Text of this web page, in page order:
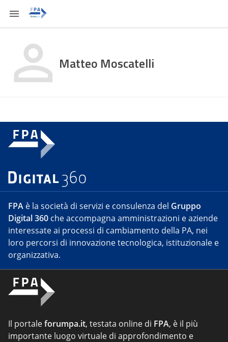
Matteo Moscatelli
FPA è la società di servizi e consulenza del Gruppo
Digital 360 che accompagna amministrazioni e aziende
interessate ai processi di cambiamento della PA, nei
loro percorsi di innovazione tecnologica, istituzionale e
organizzativa.
Il portaleforumpa.it, testata online di FPA, è il più
importante luogo virtuale di approfondimento e